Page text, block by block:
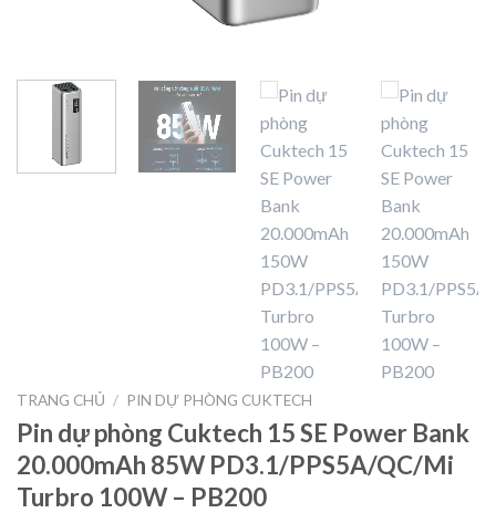
TRANG CHỦ / PIN DỰ PHÒNG CUKTECH
Pin dự phòng Cuktech 15 SE Power Bank
20.000mAh 85W PD3.1/PPS5A/QC/Mi
Turbro 100W – PB200